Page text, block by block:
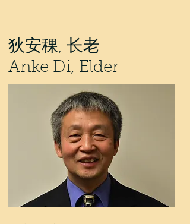
狄安稞, 长老
Anke Di, Elder